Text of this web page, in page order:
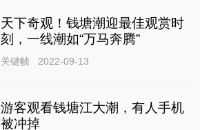
天下奇观！钱塘潮迎最佳观赏时
刻，一线潮如“万马奔腾”
关键帧 2022-09-13
游客观看钱塘江大潮，有人手机
被冲掉